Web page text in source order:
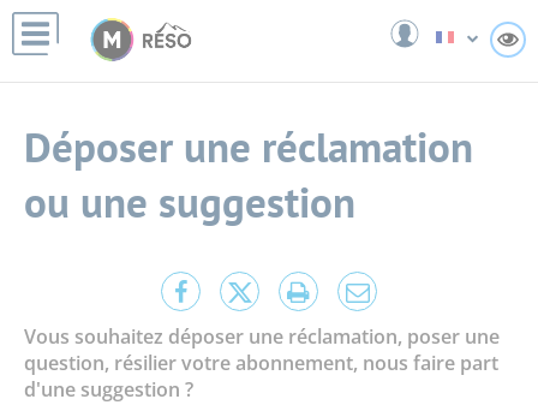
Déposer une réclamation
ou une suggestion
Partager
cette
page
sur
Facebook
Partager
page
sur
Lancer
l'impression
Partager
cette
page
par
Vous souhaitez déposer une réclamation, poser une
question, résilier votre abonnement, nous faire part
d'une suggestion ?
Panneau de gestion des cookies